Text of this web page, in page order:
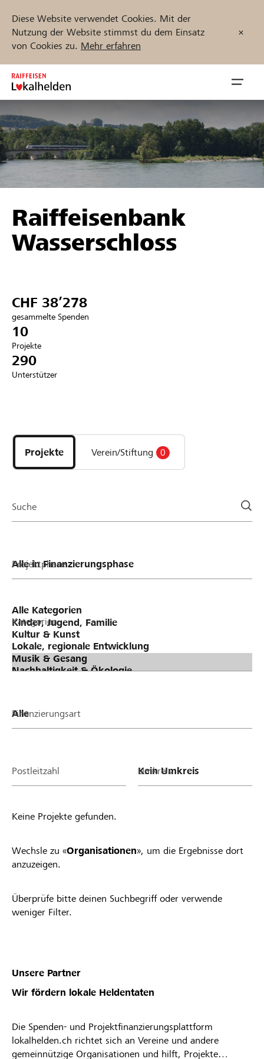
Diese Website verwendet Cookies. Mit der
Nutzung der Website stimmst du dem Einsatz
von Cookies zu. Mehr erfahren
Zum
Inhalt
springen
öffnen
Unterstützen
Hilfe & Support
Anmelden
Projekte und Organisationen finden
Jetzt starten
DE FR IT
Raiffeisenbank
Wasserschloss
CHF 38’278
gesammelte Spenden
10
Projekte
290
Unterstützer
Projekte
und
Organisationen
Projekte Verein/Stiftung 0
Suche
Projektphase
Kategorien
Finanzierungsart
Postleitzahl Umkreis
Keine Projekte gefunden.
Wechsle zu «Organisationen», um die Ergebnisse dort
anzuzeigen.
Überprüfe bitte deinen Suchbegriff oder verwende
weniger Filter.
Unsere Partner
Wir fördern lokale Heldentaten
Die Spenden- und Projektfinanzierungsplattform
lokalhelden.ch richtet sich an Vereine und andere
gemeinnützige Organisationen und hilft, Projekte